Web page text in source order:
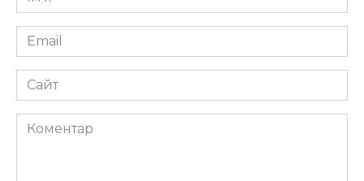
*
Email
*
Сайт
Коментар